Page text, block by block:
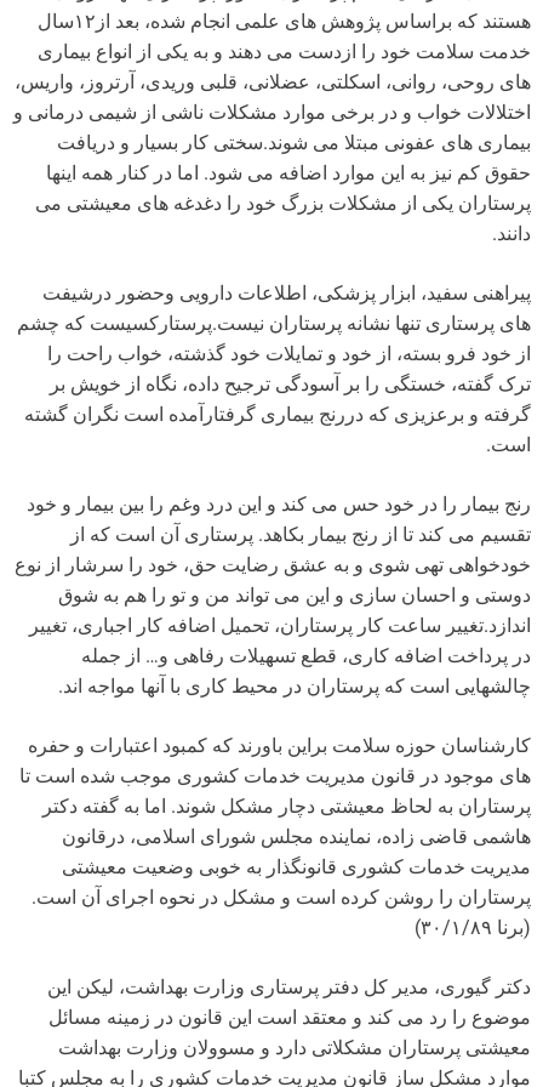
هستند که براساس پژوهش های علمی انجام شده، بعد از۱۲سال
خدمت سلامت خود را ازدست می دهند و به یکی از انواع بیماری
های روحی، روانی، اسکلتی، عضلانی، قلبی وریدی، آرتروز، واریس،
اختلالات خواب و در برخی موارد مشکلات ناشی از شیمی درمانی و
بیماری های عفونی مبتلا می شوند.سختی کار بسیار و دریافت
حقوق کم نیز به این موارد اضافه می شود. اما در کنار همه اینها
پرستاران یکی از مشکلات بزرگ خود را دغدغه های معیشتی می
دانند.
پیراهنی سفید، ابزار پزشکی، اطلاعات دارویی وحضور درشیفت
های پرستاری تنها نشانه پرستاران نیست.پرستارکسیست که چشم
از خود فرو بسته، از خود و تمایلات خود گذشته، خواب راحت را
ترک گفته، خستگی را بر آسودگی ترجیح داده، نگاه از خویش بر
گرفته و برعزیزی که دررنج بیماری گرفتارآمده است نگران گشته
است.
رنج بیمار را در خود حس می کند و این درد وغم را بین بیمار و خود
تقسیم می کند تا از رنج بیمار بکاهد. پرستاری آن است که از
خودخواهی تهی شوی و به عشق رضایت حق، خود را سرشار از نوع
دوستی و احسان سازی و این می تواند من و تو را هم به شوق
اندازد.تغییر ساعت کار پرستاران، تحمیل اضافه کار اجباری، تغییر
در پرداخت اضافه کاری، قطع تسهیلات رفاهی و… از جمله
چالشهایی است که پرستاران در محیط کاری با آنها مواجه اند.
کارشناسان حوزه سلامت براین باورند که کمبود اعتبارات و حفره
های موجود در قانون مدیریت خدمات کشوری موجب شده است تا
پرستاران به لحاظ معیشتی دچار مشکل شوند. اما به گفته دکتر
هاشمی قاضی زاده، نماینده مجلس شورای اسلامی، درقانون
مدیریت خدمات کشوری قانونگذار به خوبی وضعیت معیشتی
پرستاران را روشن کرده است و مشکل در نحوه اجرای آن است.
(برنا ۳۰/۱/۸۹)
دکتر گیوری، مدیر کل دفتر پرستاری وزارت بهداشت، لیکن این
موضوع را رد می کند و معتقد است این قانون در زمینه مسائل
معیشتی پرستاران مشکلاتی دارد و مسوولان وزارت بهداشت
موارد مشکل ساز قانون مدیریت خدمات کشوری را به مجلس کتبا